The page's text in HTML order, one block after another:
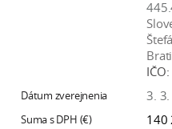
IČO:
3.
140